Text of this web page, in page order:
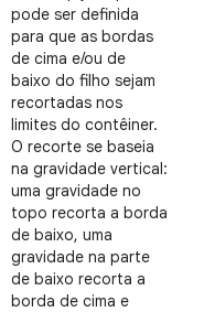
pode ser definida
para que as bordas
de cima e/ou de
baixo do filho sejam
recortadas nos
limites do contêiner.
O recorte se baseia
na gravidade vertical:
uma gravidade no
topo recorta a borda
de baixo, uma
gravidade na parte
de baixo recorta a
borda de cima e